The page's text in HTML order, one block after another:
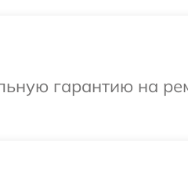
гарантию на